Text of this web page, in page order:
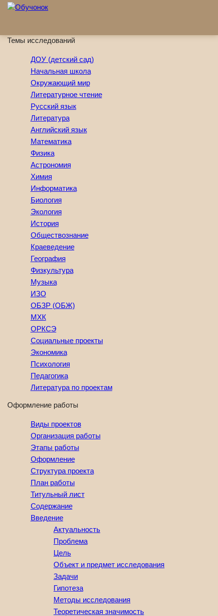
Перейти к основному содержанию
Темы исследований
ДОУ (детский сад)
Начальная школа
Окружающий мир
Литературное чтение
Русский язык
Литература
Английский язык
Математика
Физика
Астрономия
Химия
Информатика
Биология
Экология
История
Обществознание
Краеведение
География
Физкультура
Музыка
ИЗО
ОБЗР (ОБЖ)
МХК
ОРКСЭ
Социальные проекты
Экономика
Психология
Педагогика
Литература по проектам
Оформление работы
Виды проектов
Организация работы
Этапы работы
Оформление
Структура проекта
План работы
Титульный лист
Содержание
Введение
Актуальность
Проблема
Цель
Объект и предмет исследования
Задачи
Гипотеза
Методы исследования
Теоретическая значимость